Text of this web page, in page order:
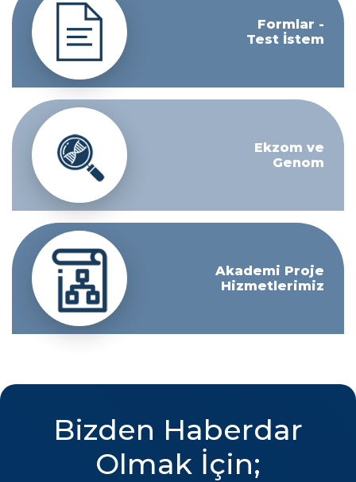
Formlar -
Test İstem
Ekzom ve
Genom
Akademi Proje
Hizmetlerimiz
Bizden Haberdar
Olmak İçin;